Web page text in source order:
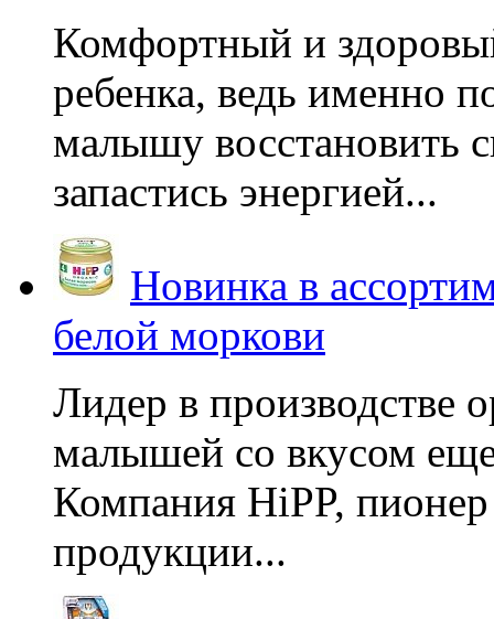
Комфортный и
ребенка, ведь именно
малышу восстановить
запастись энергией...
Новинка в
белой моркови
Лидер в производстве
малышей со вкусом
Компания HiPP, пионер
продукции...